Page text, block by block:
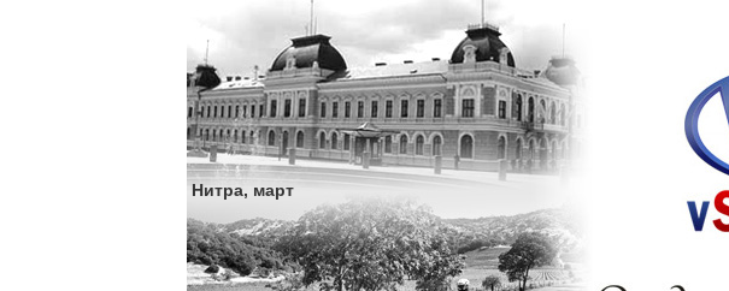
Нитра, март